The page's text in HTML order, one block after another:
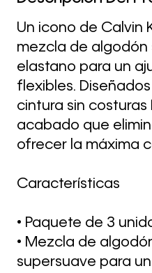
Un icono de Calvin
mezcla de algodón
elastano para un
flexibles.
cintura sin costuras
acabado que
ofrecer la máxima
Características
• Paquete de 3
• Mezcla de
supersuave para